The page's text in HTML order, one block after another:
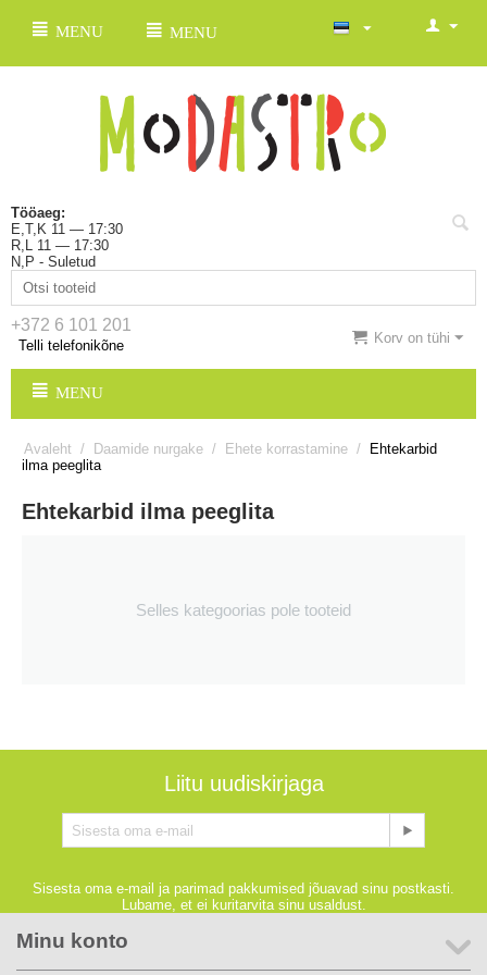
MENU MENU
Tööaeg:
E,T,K 11 — 17:30
R,L 11 — 17:30
N,P - Suletud
+372 6 101 201
Telli telefonikõne Korv on tühi
MENU
Avaleht / Daamide nurgake / Ehete korrastamine /
Ehtekarbid
ilma peeglita
Ehtekarbid ilma peeglita
Selles kategoorias pole tooteid
Liitu uudiskirjaga
Sisesta oma e-mail ja parimad pakkumised jõuavad sinu postkasti.
Lubame, et ei kuritarvita sinu usaldust.
Minu konto